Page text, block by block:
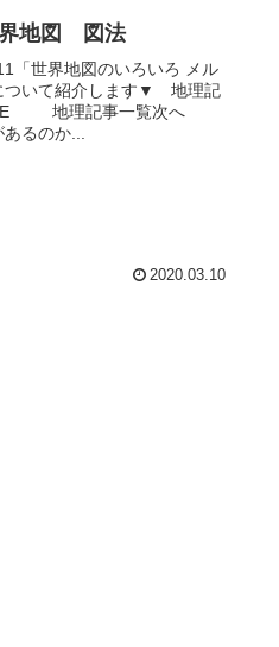
地図 図法
「世界地図のいろいろ メル
いて紹介します▼ 地理記
地理記事一覧次へ
るのか...
2020.03.10